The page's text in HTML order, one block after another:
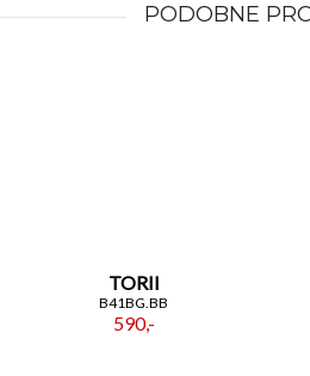
PODOBNE
TORII
B41BG.BB
590,-